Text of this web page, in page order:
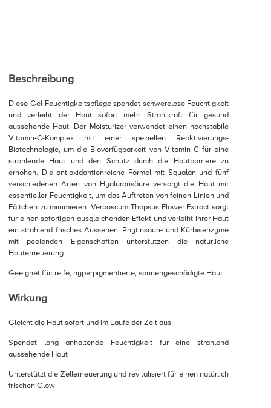
Beschreibung
Diese Gel-Feuchtigkeitspflege spendet schwerelose Feuchtigkeit
und verleiht der Haut sofort mehr Strahlkraft für gesund
aussehende Haut. Der Moisturizer verwendet einen hochstabile
Vitamin-C-Komplex mit einer speziellen Reaktivierungs-
Biotechnologie, um die Bioverfügbarkeit von Vitamin C für eine
strahlende Haut und den Schutz durch die Hautbarriere zu
erhöhen. Die antioxidantienreiche Formel mit Squalan und fünf
verschiedenen Arten von Hyaluronsäure versorgt die Haut mit
essentieller Feuchtigkeit, um das Auftreten von feinen Linien und
Fältchen zu minimieren. Verbascum Thapsus Flower Extract sorgt
für einen sofortigen ausgleichenden Effekt und verleiht Ihrer Haut
ein strahlend frisches Aussehen. Phytinsäure und Kürbisenzyme
mit peelenden Eigenschaften unterstützen die natürliche
Hauterneuerung.
Geeignet für: reife, hyperpigmentierte, sonnengeschädigte Haut.
Wirkung
Gleicht die Haut sofort und im Laufe der Zeit aus
Spendet lang anhaltende Feuchtigkeit für eine strahlend
aussehende Haut
Unterstützt die Zellerneuerung und revitalisiert für einen natürlich
frischen Glow